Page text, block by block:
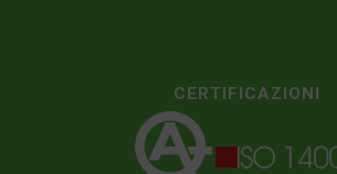
CERTIFICAZIONI